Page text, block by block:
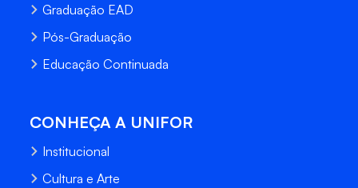
Graduação EAD
Pós-Graduação
Educação Continuada
CONHEÇA A UNIFOR
Institucional
Cultura e Arte